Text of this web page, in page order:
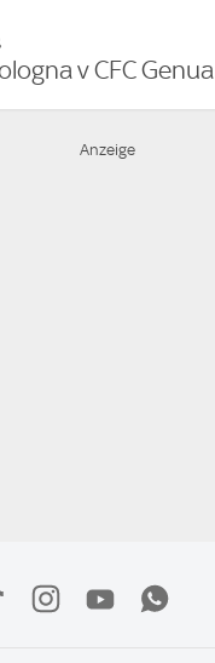
v CFC Genua